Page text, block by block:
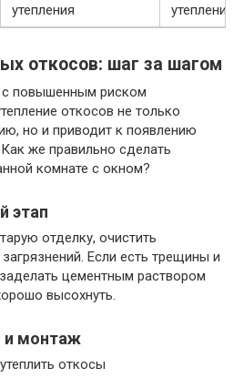
утепления
утепление
откосов: шаг за шагом
повышенным риском
откосов не только
но и приводит к появлению
же правильно сделать
комнате с окном?
этап
отделку, очистить
Если есть трещины и
цементным раствором
высохнуть.
и монтаж
откосы